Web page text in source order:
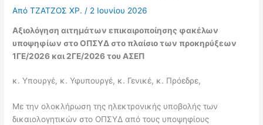
ΑπόΤΖΑΤΖΟΣ ΧΡ. / 2 Ιουνίου 2026
Αξιολόγηση αιτημάτων επικαιροποίησης φακέλων
υποψηφίων στο ΟΠΣΥΔ στο πλαίσιο των προκηρύξεων
1ΓΕ/2026 και 2ΓΕ/2026 του ΑΣΕΠ
κ. Υπουργέ, κ. Υφυπουργέ, κ. Γενικέ, κ. Πρόεδρε,
Με την ολοκλήρωση της ηλεκτρονικής υποβολής των
δικαιολογητικών στο ΟΠΣΥΔ από τους υποψηφίους